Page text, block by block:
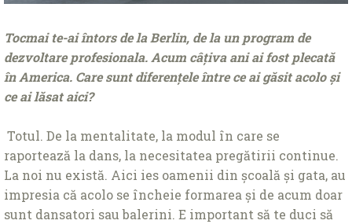
Tocmai te-ai întors de la Berlin, de la un program de
dezvoltare profesionala. Acum câțiva ani ai fost plecată
în America. Care sunt diferențele între ce ai găsit acolo și
ce ai lăsat aici?
Totul. De la mentalitate, la modul în care se
raportează la dans, la necesitatea pregătirii continue.
La noi nu există. Aici ies oamenii din școală și gata, au
impresia că acolo se încheie formarea și de acum doar
sunt dansatori sau balerini. E important să te duci să